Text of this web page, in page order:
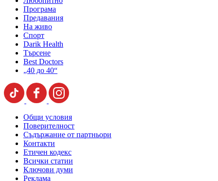
Програма
Предавания
На живо
Спорт
Darik Health
Търсене
Best Doctors
„40 до 40“
Общи условия
Поверителност
Съдържание от партньори
Контакти
Етичен кодекс
Всички статии
Ключови думи
Реклама